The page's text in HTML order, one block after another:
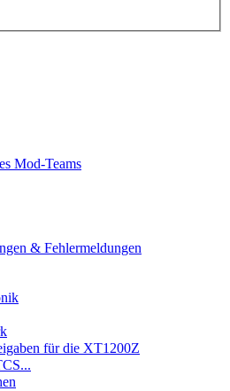
Mod-Teams
& Fehlermeldungen
für die XT1200Z